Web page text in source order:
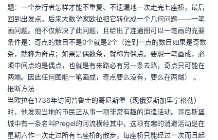
题：一个步行者怎样才能不重复、不遗漏地一次走完七座桥，最后
回到出发点。后来大数学家欧拉把它转化成一个几何问题——一笔
画问题。他不仅解决了此问题，且给出了连通图可以一笔画的充要
条件是：奇点的数目不是0个就是2个（连到一点的数目如果是奇数
条，就称为奇点；如果是偶数条，就称为偶点。要想一笔画成，必
须中间点均是偶点，也就是有来路必有另一条去路，奇点只可能在
两端。因此任何图能一笔画成，奇点要么没有，要么在两端） 。
推断方法
当欧拉在1736年访问普鲁士的哥尼斯堡（现俄罗斯加里宁格勒）
时，他发现当地的市民正从事一项非常有趣的消遣活动。哥尼斯堡
城中有一条名叫Pregel的河流横经其中，这项有趣的消遣活动是在
星期六作一次走过所有七座桥的散步，每座桥只能经过一次而且起